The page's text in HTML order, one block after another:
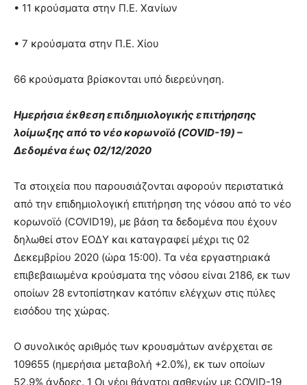
• 11 κρούσματα στην Π.Ε. Χανίων
• 7 κρούσματα στην Π.Ε. Χίου
66 κρούσματα βρίσκονται υπό διερεύνηση.
Ημερήσια έκθεση επιδημιολογικής επιτήρησης
λοίμωξης από το νέο κορωνοϊό (COVID-19) –
Δεδομένα έως 02/12/2020
Τα στοιχεία που παρουσιάζονται αφορούν περιστατικά
από την επιδημιολογική επιτήρηση της νόσου από το νέο
κορωνοϊό (COVID19), με βάση τα δεδομένα που έχουν
δηλωθεί στον ΕΟΔΥ και καταγραφεί μέχρι τις 02
Δεκεμβρίου 2020 (ώρα 15:00). Τα νέα εργαστηριακά
επιβεβαιωμένα κρούσματα της νόσου είναι 2186, εκ των
οποίων 28 εντοπίστηκαν κατόπιν ελέγχων στις πύλες
εισόδου της χώρας.
Ο συνολικός αριθμός των κρουσμάτων ανέρχεται σε
109655 (ημερήσια μεταβολή +2.0%), εκ των οποίων
52.9% άνδρες. 1 Οι νέοι θάνατοι ασθενών με COVID-19